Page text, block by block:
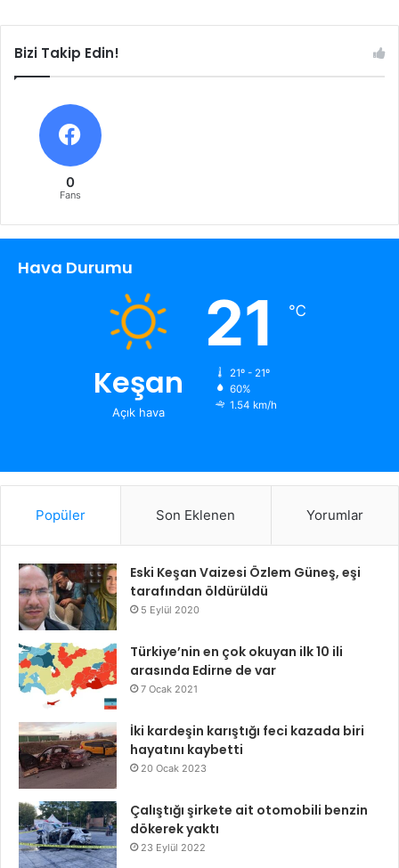
Bizi Takip Edin!
0
Fans
Hava Durumu
Keşan
Açık hava
21 ℃
21º - 21º
60%
1.54 km/h
Popüler Son Eklenen Yorumlar
Eski Keşan Vaizesi Özlem Güneş, eşi
tarafından öldürüldü
5 Eylül 2020
Türkiye’nin en çok okuyan ilk 10 ili
arasında Edirne de var
7 Ocak 2021
İki kardeşin karıştığı feci kazada biri
hayatını kaybetti
20 Ocak 2023
Çalıştığı şirkete ait otomobili benzin
dökerek yaktı
23 Eylül 2022